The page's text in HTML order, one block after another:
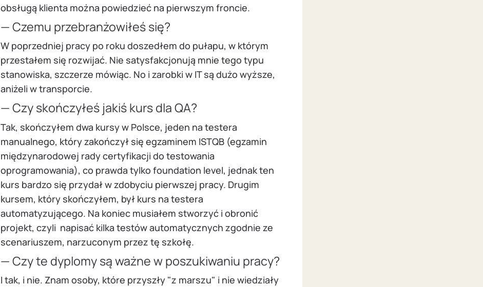
obsługą klienta można powiedzieć na pierwszym froncie.
— Czemu przebranżowiłeś się?
W poprzedniej pracy po roku doszedłem do pułapu, w którym
przestałem się rozwijać. Nie satysfakcjonują mnie tego typu
stanowiska, szczerze mówiąc. No i zarobki w IT są dużo wyższe,
aniżeli w transporcie.
— Czy skończyłeś jakiś kurs dla QA?
Tak, skończyłem dwa kursy w Polsce, jeden na testera
manualnego, który zakończył się egzaminem ISTQB (egzamin
międzynarodowej rady certyfikacji do testowania
oprogramowania), co prawda tylko foundation level, jednak ten
kurs bardzo się przydał w zdobyciu pierwszej pracy. Drugim
kursem, który skończyłem, był kurs na testera
automatyzującego. Na koniec musiałem stworzyć i obronić
projekt, czyli napisać kilka testów automatycznych zgodnie ze
scenariuszem, narzuconym przez tę szkołę.
— Czy te dyplomy są ważne w poszukiwaniu pracy?
I tak, i nie. Znam osoby, które przyszły "z marszu" i nie wiedziały